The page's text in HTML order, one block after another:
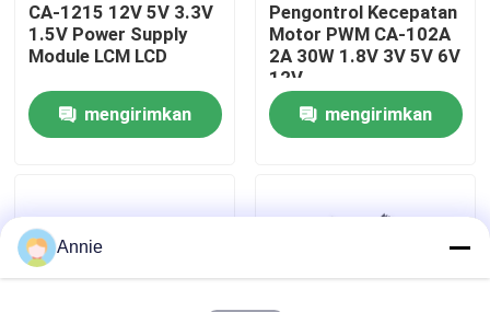
Hubungi Kami
Berita
Blog
CA-1215 12V 5V 3.3V
1.5V Power Supply
Module LCM LCD
mengirimkan
Pengontrol Kecepatan
Motor PWM CA-102A
2A 30W 1.8V 3V 5V 6V
12V
mengirimkan
Annie